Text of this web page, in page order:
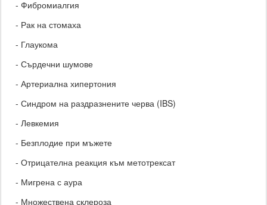
- Фибромиалгия
- Рак на стомаха
- Глаукома
- Сърдечни шумове
- Артериална хипертония
- Синдром на раздразнените черва (IBS)
- Левкемия
- Безплодие при мъжете
- Отрицателна реакция към метотрексат
- Мигрена с аура
- Множествена склероза